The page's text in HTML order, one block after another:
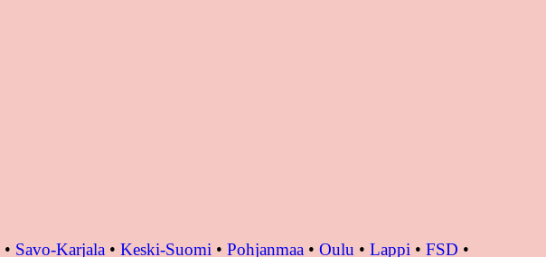
• Savo-Karjala • Keski-Suomi • Pohjanmaa • Oulu • Lappi • FSD •